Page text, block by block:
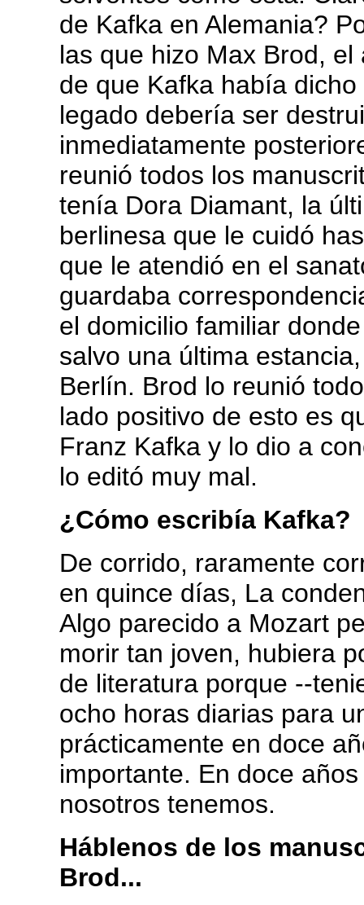
de Kafka en Alemania?
las que hizo Max Brod,
de que Kafka había
legado debería ser
inmediatamente
reunió todos los
tenía Dora Diamant, la
berlinesa que le cuidó
que le atendió en el
guardaba
el domicilio familiar
salvo una última
Berlín. Brod lo reunió
lado positivo de esto es
Franz Kafka y lo dio a
lo editó muy mal.
¿Cómo escribía Kafka?
De corrido, raramente
en quince días, La
Algo parecido a Mozart
morir tan joven, hubiera
de literatura porque --
ocho horas diarias para
prácticamente en doce
importante. En doce
nosotros tenemos.
Háblenos de los
Brod...